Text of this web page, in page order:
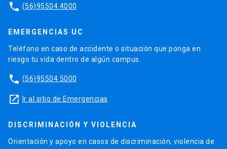
phone (56)95504 4000
EMERGENCIAS UC
Teléfono en caso de accidente o situación que ponga en
riesgo tu vida dentro de algún campus.
phone (56)95504 5000
launch Ir al sitio de Emergencias
DISCRIMINACIÓN Y VIOLENCIA
Orientación y apoyo en casos de discriminación, violencia de